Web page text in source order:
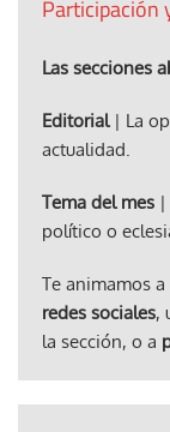
Participación
Las secciones
Editorial| La
actualidad.
Tema del mes |
político o
Te animamos
redes sociales,
la sección, o a